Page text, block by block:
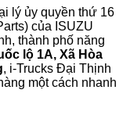
lý ủy quyền thứ 16
của ISUZU
thành phố năng
lộ 1A, Xã Hòa
, i-Trucks Đại Thịnh
một cách nhanh